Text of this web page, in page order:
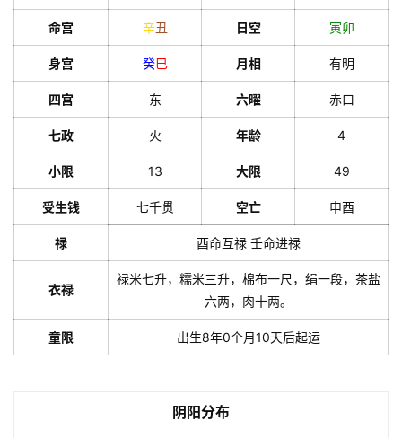
命宫 辛丑 日空 寅卯
身宫 癸巳 月相 有明
四宫 东 六曜 赤口
七政 火 年龄 4
小限 13 大限 49
受生钱 七千贯 空亡 申酉
禄 酉命互禄 壬命进禄
衣禄
禄米七升，糯米三升，棉布一尺，绢一段，茶盐
六两，肉十两。
童限 出生8年0个月10天后起运
阴阳分布